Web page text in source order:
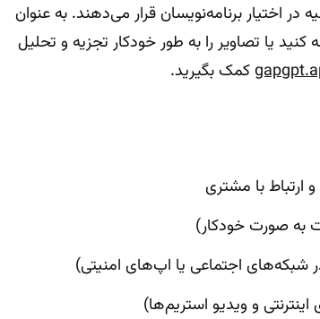
در اختیار برنامه‌نویسان قرار می‌دهند. به عنوان
یا تصاویر را به طور خودکار تجزیه و تحلیل
کمک بگیرید.
ارتباط با مشتری
به صورت خودکار)
شبکه‌های اجتماعی یا اپ‌های امنیتی)
و ویدیو استریم‌ها)